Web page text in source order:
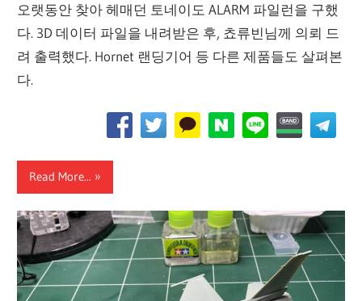
오랫동안 찾아 헤매던 토네이도 ALARM 파일런을 구했
다. 3D 데이터 파일을 내려받은 후, 쵸류빈님께 의뢰 드
려 출력했다. Hornet 랜딩기어 등 다른 제품들도 살펴본
다.
Read More...